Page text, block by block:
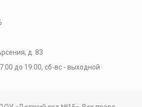
д. 83
до 19:00, сб-вс - выходной